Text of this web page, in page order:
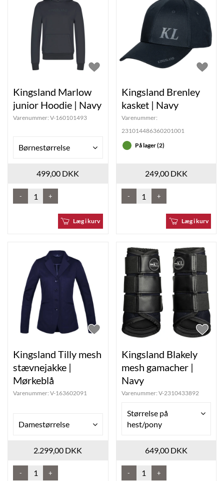
Kingsland Marlow
junior Hoodie | Navy
Varenummer: V-160101493
Børnestørrelse
499,00 DKK
- +
Læg i kurv
Kingsland Brenley
kasket | Navy
Varenummer:
231014486360201001
På lager (2)
249,00 DKK
- +
Læg i kurv
Kingsland Tilly mesh
stævnejakke |
Mørkeblå
Varenummer: V-163602091
Damestørrelse
2.299,00 DKK
- +
Kingsland Blakely
mesh gamacher |
Navy
Varenummer: V-2310433892
Størrelse på
hest/pony
649,00 DKK
- +